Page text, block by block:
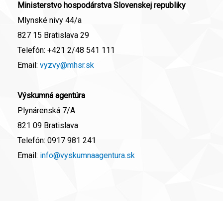
Ministerstvo hospodárstva Slovenskej republiky
Mlynské nivy 44/a
827 15 Bratislava 29
Telefón: +421 2/48 541 111
Email: vyzvy@mhsr.sk
Výskumná agentúra
Plynárenská 7/A
821 09 Bratislava
Telefón: 0917 981 241
Email: info@vyskumnaagentura.sk